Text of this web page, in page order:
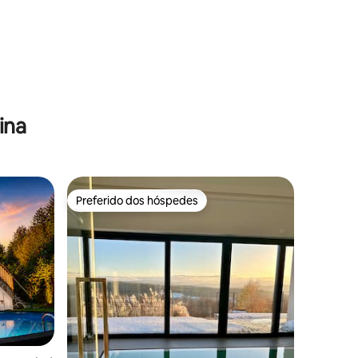
Preferido dos hóspedes
Preferido dos hóspedes